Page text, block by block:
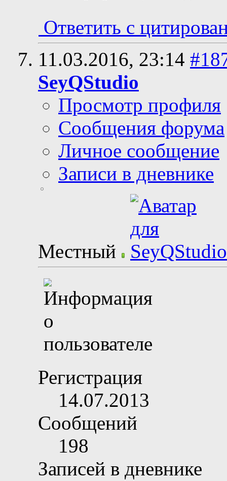
Ответить с
11.03.2016, 23:14
SeyQStudio
Просмотр профиля
Сообщения форума
Личное сообщение
Записи в дневнике
Местный
Регистрация
14.07.2013
Сообщений
198
Записей в дневнике